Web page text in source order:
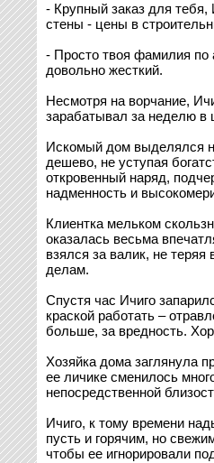
- Крупный заказ для
стены - цены в
- Просто твоя фамилия по
довольно жесткий.
Несмотря на ворчание,
зарабатывал за неделю в
Искомый дом выделялся
дешево, не уступая
откровенный наряд,
надменность и
Клиентка мельком
оказалась весьма
взялся за валик, не
делам.
Спустя час Ичиго
краской работать –
больше, за вредность.
Хозяйка дома заглянула
ее личике сменилось
непосредственной
Ичиго, к тому времени
пусть и горячим, но
чтобы ее игнорировали